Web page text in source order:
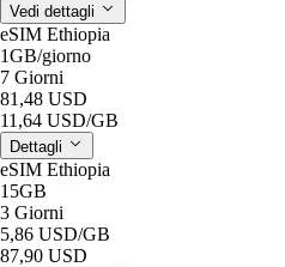
Vedi dettagli
eSIM Ethiopia
1GB/giorno
7 Giorni
81,48 USD
11,64 USD/GB
Dettagli
eSIM Ethiopia
15GB
3 Giorni
5,86 USD/GB
87,90 USD